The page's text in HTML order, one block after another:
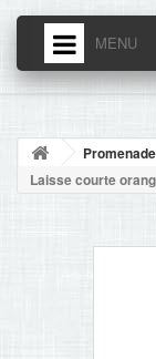
MENU
ACCUEIL
NOUVELLES
ACCUEIL
Laisse courte